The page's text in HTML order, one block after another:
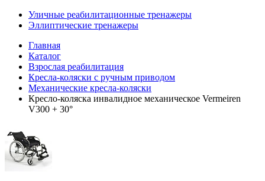
Уличные реабилитационные тренажеры
Эллиптические тренажеры
Главная
Каталог
Взрослая реабилитация
Кресла-коляски с ручным приводом
Механические кресла-коляски
Кресло-коляска инвалидное механическое Vermeiren
V300 + 30°